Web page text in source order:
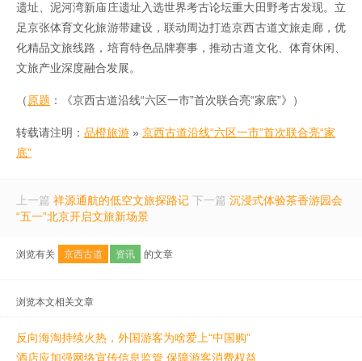
遗址、泥河湾新庙庄遗址入选世界考古论坛重大田野考古发现。立
足京张体育文化旅游带建设，联动周边打造京西古道文旅走廊，优
化精品文旅线路，培育特色品牌赛事，推动古道文化、体育休闲、
文旅产业深度融合发展。
（原题 ：《京西古道沿线“六区一市”首次联合亮“家底”》）
转载请注明： 品橙旅游 » 京西古道沿线“六区一市”首次联合亮“家
底”
上一篇 祥源通航的低空文旅探路记 下一篇 沉浸式体验茶香游园会
“五一”北京开启文旅新场景
浏览有关 京西古道 资讯 的文章
浏览本文相关文章
反向海淘持续火热，外国游客为啥爱上“中国购”
酒店应加强网络宣传信息监管 保障游客消费权益